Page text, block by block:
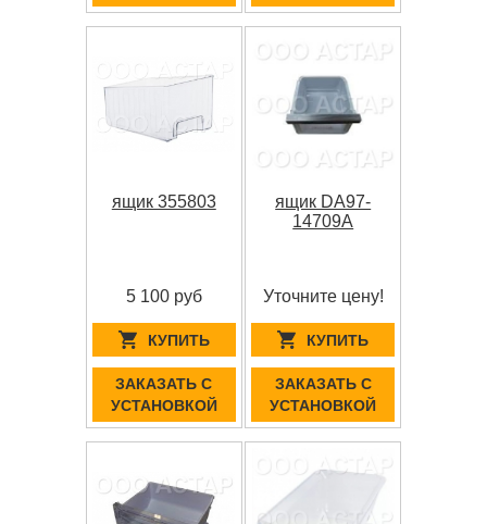
ящик 355803
5 100 руб
КУПИТЬ
ЗАКАЗАТЬ С
УСТАНОВКОЙ
ящик DA97-
14709A
Уточните цену!
КУПИТЬ
ЗАКАЗАТЬ С
УСТАНОВКОЙ